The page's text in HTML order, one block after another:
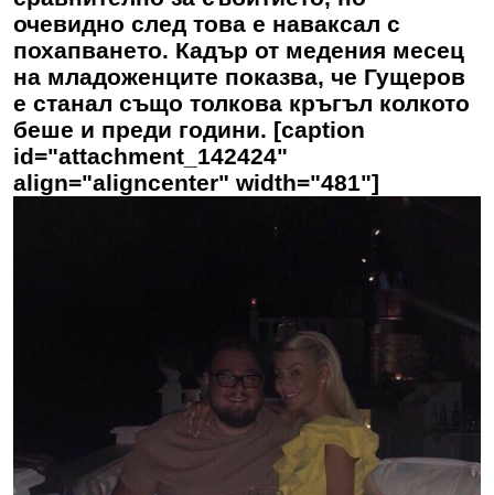
очевидно след това е наваксал с
похапването. Кадър от медения месец
на младоженците показва, че Гущеров
е станал също толкова кръгъл колкото
беше и преди години. [caption
id="attachment_142424"
align="aligncenter" width="481"]